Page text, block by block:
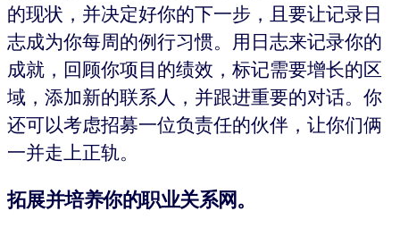
的现状，并决定好你的下一步，且要让记录日
志成为你每周的例行习惯。用日志来记录你的
成就，回顾你项目的绩效，标记需要增长的区
域，添加新的联系人，并跟进重要的对话。你
还可以考虑招募一位负责任的伙伴，让你们俩
一并走上正轨。
拓展并培养你的职业关系网。